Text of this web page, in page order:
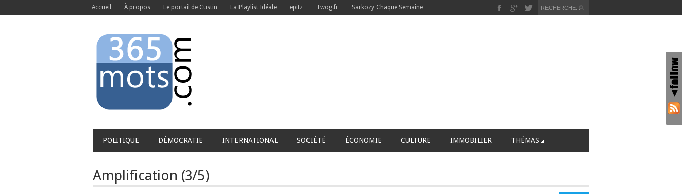
Accueil À propos Le portail de Custin La Playlist Idéale epitz Twog.fr Sarkozy Chaque Semaine
POLITIQUE DÉMOCRATIE INTERNATIONAL SOCIÉTÉ ÉCONOMIE CULTURE IMMOBILIER THÉMAS
Amplification (3/5)